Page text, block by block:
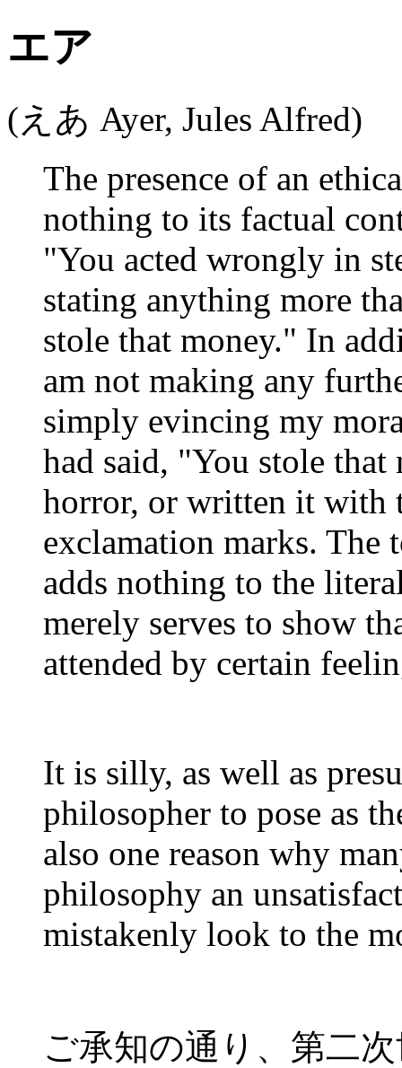
エア
(えあ Ayer, Jules Alfred)
The presence of an
nothing to its factual
"You acted wrongly in
stating anything more
stole that money." In
am not making any
simply evincing my
had said, "You stole
horror, or written it with
exclamation marks. The
adds nothing to the
merely serves to show
attended by certain
It is silly, as well as
philosopher to pose as
also one reason why
philosophy an
mistakenly look to the
ご承知の通り、第二